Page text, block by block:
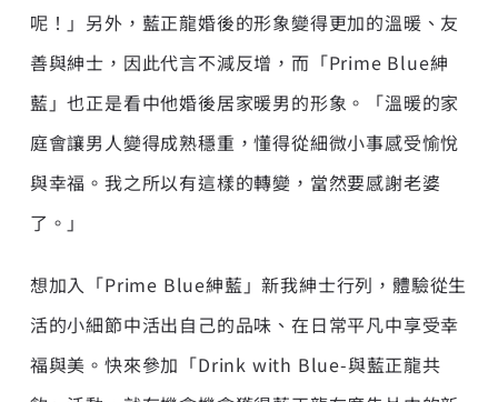
呢！」另外，藍正龍婚後的形象變得更加的溫暖、友
善與紳士，因此代言不減反增，而「Prime Blue紳
藍」也正是看中他婚後居家暖男的形象。「溫暖的家
庭會讓男人變得成熟穩重，懂得從細微小事感受愉悅
與幸福。我之所以有這樣的轉變，當然要感謝老婆
了。」
想加入「Prime Blue紳藍」新我紳士行列，體驗從生
活的小細節中活出自己的品味、在日常平凡中享受幸
福與美。快來參加「Drink with Blue-與藍正龍共